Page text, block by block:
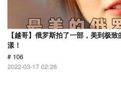
【越哥】俄罗斯拍了一部，美到极
漾！
# 106
2022-03-17 02:26